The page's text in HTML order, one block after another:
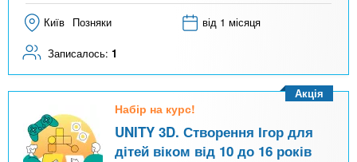
Київ Позняки від 1 місяця
Записалось: 1
Набір на курс!
UNITY 3D. Створення Ігор для
дітей віком від 10 до 16 років
Акція